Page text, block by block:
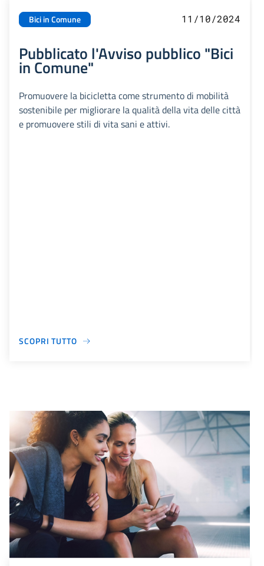
Bici in Comune 11/10/2024
Pubblicato l'Avviso pubblico "Bici
in Comune"
Promuovere la bicicletta come strumento di mobilità
sostenibile per migliorare la qualità della vita delle città
e promuovere stili di vita sani e attivi.
SCOPRI TUTTO